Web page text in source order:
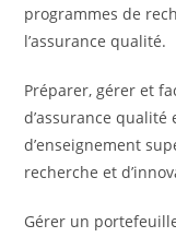
programmes de
l’assurance qualité.
Préparer, gérer et
d’assurance
d’enseignement
recherche et
Gérer un